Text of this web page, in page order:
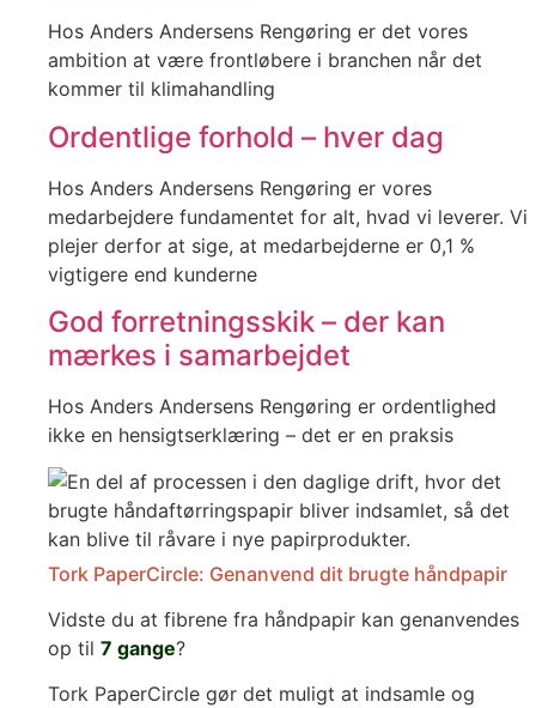
Hos Anders Andersens Rengøring er det vores
ambition at være frontløbere i branchen når det
kommer til klimahandling
Ordentlige forhold – hver dag
Hos Anders Andersens Rengøring er vores
medarbejdere fundamentet for alt, hvad vi leverer. Vi
plejer derfor at sige, at medarbejderne er 0,1 %
vigtigere end kunderne
God forretningsskik – der kan
mærkes i samarbejdet
Hos Anders Andersens Rengøring er ordentlighed
ikke en hensigtserklæring – det er en praksis
Tork PaperCircle: Genanvend dit brugte håndpapir
Vidste du at fibrene fra håndpapir kan genanvendes
op til 7 gange?
Tork PaperCircle gør det muligt at indsamle og